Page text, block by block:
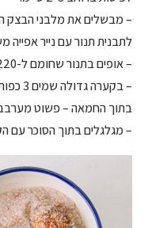
– מבשלים את מלבני הבצק
לתבנית תנור עם נייר אפייה
– אופים בתנור שחומם ל-220 מעלות עד הזהבה.
–
בתוך החמאה – פשוט
– מגלגלים בתוך הסוכר עם